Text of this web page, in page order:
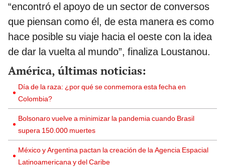
“encontró el apoyo de un sector de conversos
que piensan como él, de esta manera es como
hace posible su viaje hacia el oeste con la idea
de dar la vuelta al mundo”, finaliza Loustanou.
América, últimas noticias:
Día de la raza: ¿por qué se conmemora esta fecha en
Colombia?
Bolsonaro vuelve a minimizar la pandemia cuando Brasil
supera 150.000 muertes
México y Argentina pactan la creación de la Agencia Espacial
Latinoamericana y del Caribe